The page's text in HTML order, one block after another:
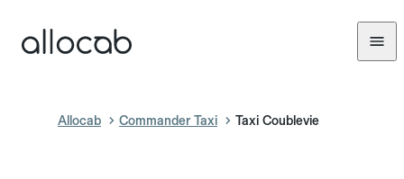
Allocab Commander Taxi Taxi Coublevie